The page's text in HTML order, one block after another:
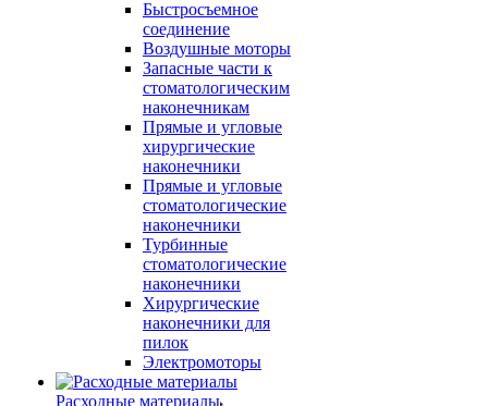
Быстросъемное
соединение
Воздушные моторы
Запасные части к
стоматологическим
наконечникам
Прямые и угловые
хирургические
наконечники
Прямые и угловые
стоматологические
наконечники
Турбинные
стоматологические
наконечники
Хирургические
наконечники для
пилок
Электромоторы
Расходные материалы